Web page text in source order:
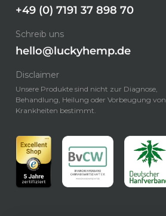
+49 (0) 7191 37 898 70
Schreib uns
hello@luckyhemp.de
Disclaimer
Unsere Produkte sind nicht zur Diagnose,
Behandlung, Heilung oder Vorbeugung von
Krankheiten bestimmt.